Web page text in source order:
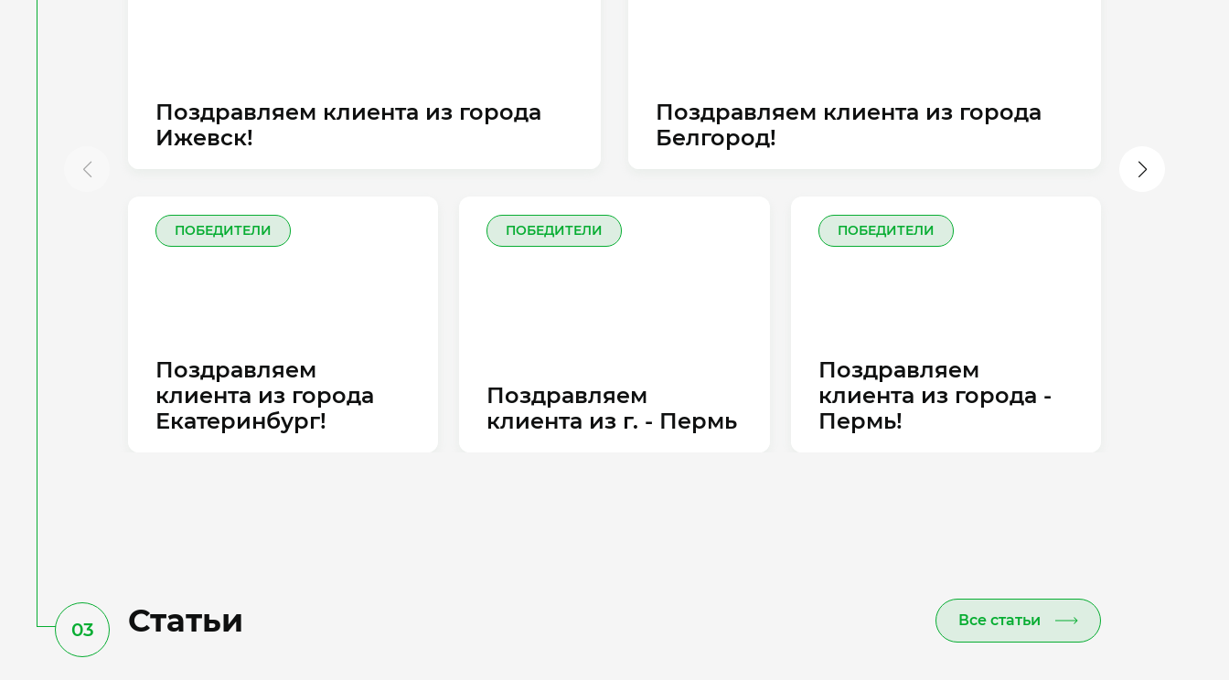
Поздравляем клиента из города
Ижевск!
Поздравляем клиента из города
Белгород!
ПОБЕДИТЕЛИ
Поздравляем
клиента из города
Екатеринбург!
ПОБЕДИТЕЛИ
Поздравляем
клиента из г. - Пермь
ПОБЕДИТЕЛИ
Поздравляем
клиента из города -
Пермь!
03 Статьи Все статьи